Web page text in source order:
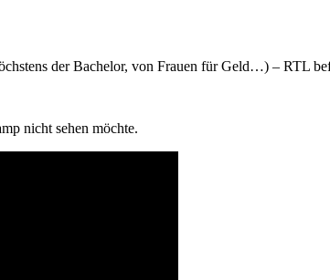
der Bachelor, von Frauen für Geld…) – RTL
nicht sehen möchte.